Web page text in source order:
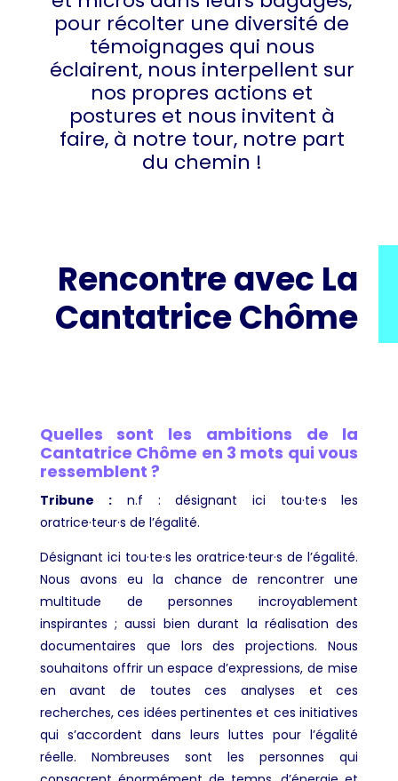
pour récolter une diversité de
témoignages qui nous
éclairent, nous interpellent sur
nos propres actions et
postures et nous invitent à
faire, à notre tour, notre part
du chemin !
Rencontre avec La
Cantatrice Chôme
Quelles sont les ambitions de la
Cantatrice Chôme en 3 mots qui vous
ressemblent ?
Tribune : n.f : désignant ici tou·te·s les
oratrice·teur·s de l’égalité.
Désignant ici tou·te·s les oratrice·teur·s de l’égalité.
Nous avons eu la chance de rencontrer une
multitude de personnes incroyablement
inspirantes ; aussi bien durant la réalisation des
documentaires que lors des projections. Nous
souhaitons offrir un espace d’expressions, de mise
en avant de toutes ces analyses et ces
recherches, ces idées pertinentes et ces initiatives
qui s’accordent dans leurs luttes pour l’égalité
réelle. Nombreuses sont les personnes qui